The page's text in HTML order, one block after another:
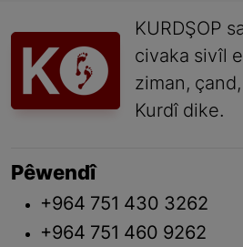
KURDŞOP
civaka sivîl
ziman,
Kurdî dike.
Pêwendî
+964 751 430 3262
+964 751 460 9262